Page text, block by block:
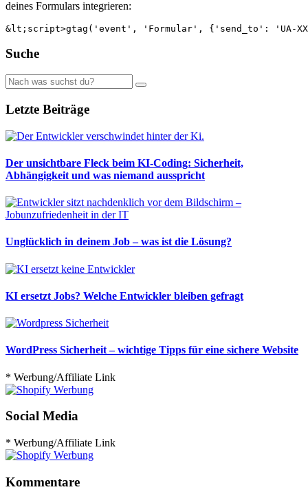
deines Formulars integrieren:
Suche
Letzte Beiträge
Der unsichtbare Fleck beim KI-Coding: Sicherheit,
Abhängigkeit und was niemand ausspricht
Unglücklich in deinem Job – was ist die Lösung?
KI ersetzt Jobs? Welche Entwickler bleiben gefragt
WordPress Sicherheit – wichtige Tipps für eine sichere Website
* Werbung/Affiliate Link
Social Media
* Werbung/Affiliate Link
Kommentare